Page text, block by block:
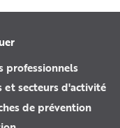
professionnels
et secteurs d'activité
de prévention